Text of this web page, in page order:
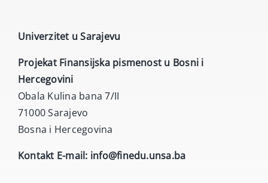
Univerzitet u Sarajevu
Projekat Finansijska pismenost u Bosni i
Hercegovini
Obala Kulina bana 7/II
71000 Sarajevo
Bosna i Hercegovina
Kontakt E-mail: info@finedu.unsa.ba